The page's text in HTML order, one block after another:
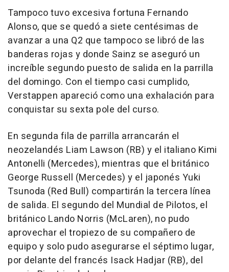
Tampoco tuvo excesiva fortuna Fernando
Alonso, que se quedó a siete centésimas de
avanzar a una Q2 que tampoco se libró de las
banderas rojas y donde Sainz se aseguró un
increíble segundo puesto de salida en la parrilla
del domingo. Con el tiempo casi cumplido,
Verstappen apareció como una exhalación para
conquistar su sexta pole del curso.
En segunda fila de parrilla arrancarán el
neozelandés Liam Lawson (RB) y el italiano Kimi
Antonelli (Mercedes), mientras que el británico
George Russell (Mercedes) y el japonés Yuki
Tsunoda (Red Bull) compartirán la tercera línea
de salida. El segundo del Mundial de Pilotos, el
británico Lando Norris (McLaren), no pudo
aprovechar el tropiezo de su compañero de
equipo y solo pudo asegurarse el séptimo lugar,
por delante del francés Isack Hadjar (RB), del